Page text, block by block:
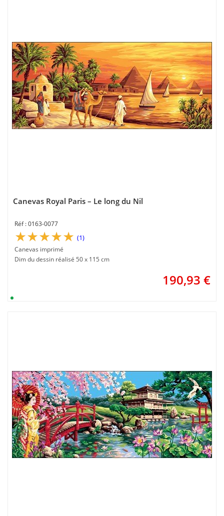
Canevas Royal Paris – Le long du Nil
0163-0077
(1)
Canevas imprimé
Dim du dessin réalisé 50 x 115 cm
190,93 €